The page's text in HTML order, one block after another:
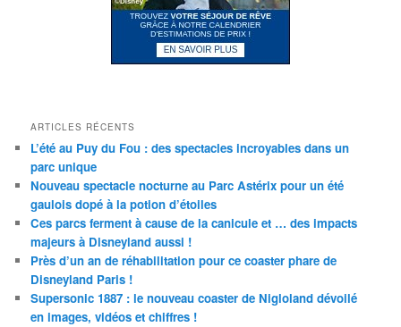
ARTICLES RÉCENTS
L’été au Puy du Fou : des spectacles incroyables dans un
parc unique
Nouveau spectacle nocturne au Parc Astérix pour un été
gaulois dopé à la potion d’étoiles
Ces parcs ferment à cause de la canicule et … des impacts
majeurs à Disneyland aussi !
Près d’un an de réhabilitation pour ce coaster phare de
Disneyland Paris !
Supersonic 1887 : le nouveau coaster de Nigloland dévoilé
en images, vidéos et chiffres !